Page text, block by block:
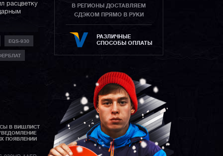
расцветку
прошлого
и
серия в
стальные
EQS-930
В ВИШЛИСТ
ПОЯВЛЕНИИ
В РЕГИОНЫ ДОСТАВЛЯЕМ
СДЭКОМ ПРЯМО В РУКИ
РАЗЛИЧНЫЕ
СПОСОБЫ ОПЛАТЫ